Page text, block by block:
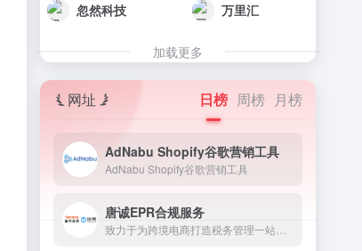
忽然科技 万里汇
加载更多
网址 日榜 周榜 月榜
AdNabu Shopify谷歌营销工具
AdNabu Shopify谷歌营销工具
唐诚EPR合规服务